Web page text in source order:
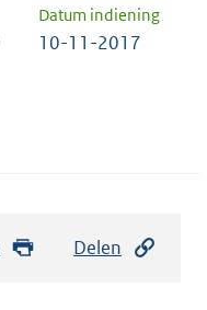
Datum indiening
10-11-2017
Delen